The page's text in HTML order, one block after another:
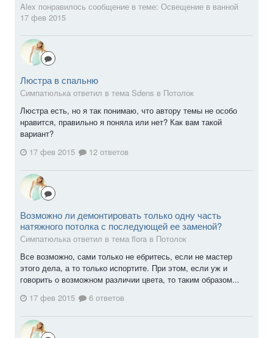
Alex понравилось сообщение в теме: Освещение в ванной
17 фев 2015
Люстра в спальню
Симпатюлька ответил в тема Sdens в Потолок
Люстра есть, но я так понимаю, что автору темы не особо
нравится, правильно я поняла или нет? Как вам такой
вариант?
17 фев 2015
12 ответов
Возможно ли демонтировать только одну часть
натяжного потолка с последующей ее заменой?
Симпатюлька ответил в тема flora в Потолок
Все возможно, сами только не ебритесь, если не мастер
этого дела, а то только испортите. При этом, если уж и
говорить о возможном различии цвета, то таким образом...
17 фев 2015
6 ответов